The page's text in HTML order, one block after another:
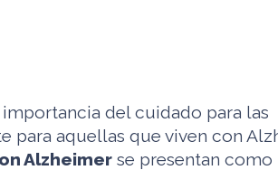
del cuidado para las
para aquellas que viven con
Alzheimer se presentan como